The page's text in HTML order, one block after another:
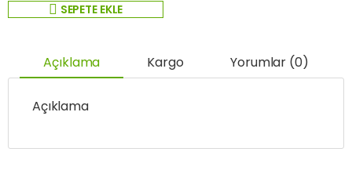
SEPETE EKLE
Açıklama Kargo Yorumlar (0)
Açıklama